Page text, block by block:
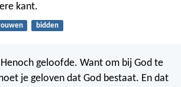
kant.
bidden
geloofde. Want om bij God te
je geloven dat God bestaat. En dat